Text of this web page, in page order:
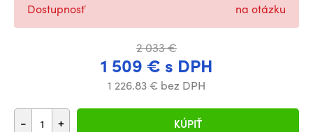
2 033 €
1 509 € s DPH
1 226.83 € bez DPH
- + KÚPIŤ
Dostupnosť na otázku